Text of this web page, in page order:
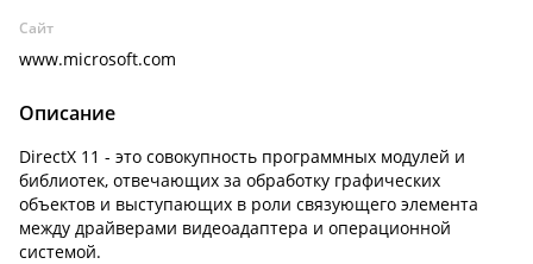
Сайт
www.microsoft.com
Описание
DirectX 11 - это совокупность программных модулей и
библиотек, отвечающих за обработку графических
объектов и выступающих в роли связующего элемента
между драйверами видеоадаптера и операционной
системой.